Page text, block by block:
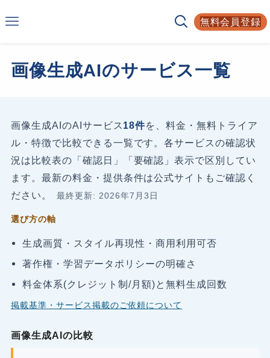
無料会員登録
画像生成AIのサービス一覧
画像生成AIのAIサービス 18件を、料金・無料トライア
ル・特徴で比較できる一覧です。各サービスの確認状
況は比較表の「確認日」「要確認」表示で区別してい
ます。最新の料金・提供条件は公式サイトもご確認く
ださい。
最終更新: 2026年7月3日
選び方の軸
生成画質・スタイル再現性・商用利用可否
著作権・学習データポリシーの明確さ
料金体系(クレジット制/月額)と無料生成回数
掲載基準・サービス掲載のご依頼について
画像生成AIの比較